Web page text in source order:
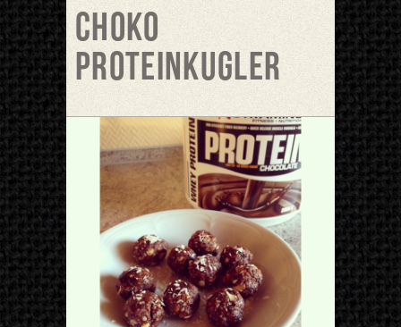
Choko
proteinkugler